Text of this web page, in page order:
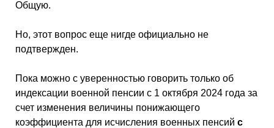
Общую.
Но, этот вопрос еще нигде официально не
подтвержден.
Пока можно с уверенностью говорить только об
индексации военной пенсии с 1 октября 2024 года за
счет изменения величины понижающего
коэффициента для исчисления военных пенсий с